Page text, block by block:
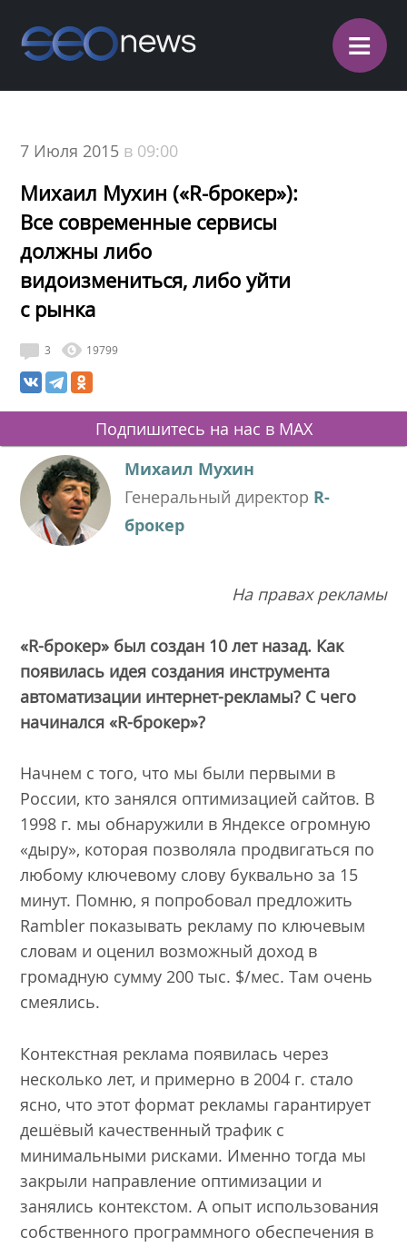
≡
7 Июля 2015 в 09:00
Михаил Мухин («R-брокер»):
Все современные сервисы
должны либо
видоизмениться, либо уйти
с рынка
3 19799
Подпишитесь на нас в MAX
Михаил Мухин
Генеральный директор R-
брокер
На правах рекламы
«R-брокер» был создан 10 лет назад. Как
появилась идея создания инструмента
автоматизации интернет-рекламы? С чего
начинался «R-брокер»?
Начнем с того, что мы были первыми в
России, кто занялся оптимизацией сайтов. В
1998 г. мы обнаружили в Яндексе огромную
«дыру», которая позволяла продвигаться по
любому ключевому слову буквально за 15
минут. Помню, я попробовал предложить
Rambler показывать рекламу по ключевым
словам и оценил возможный доход в
громадную сумму 200 тыс. $/мес. Там очень
смеялись.
Контекстная реклама появилась через
несколько лет, и примерно в 2004 г. стало
ясно, что этот формат рекламы гарантирует
дешёвый качественный трафик с
минимальными рисками. Именно тогда мы
закрыли направление оптимизации и
занялись контекстом. А опыт использования
собственного программного обеспечения в